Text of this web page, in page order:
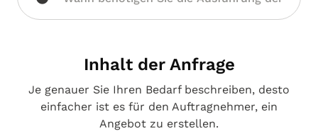
Inhalt der Anfrage
Je genauer Sie Ihren Bedarf beschreiben, desto
einfacher ist es für den Auftragnehmer, ein
Angebot zu erstellen.